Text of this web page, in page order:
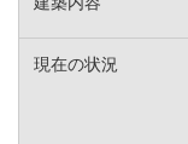
現在の状況